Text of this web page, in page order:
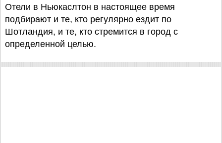
Отели в Ньюкаслтон в настоящее время
подбирают и те, кто регулярно ездит по
Шотландия, и те, кто стремится в город с
определенной целью.